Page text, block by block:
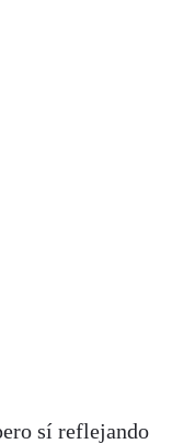
sí reflejando